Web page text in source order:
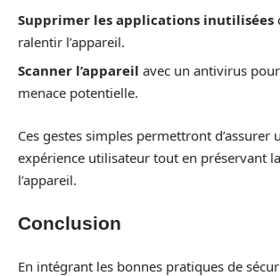
Supprimer les applications inutilisées
ralentir l’appareil.
Scanner l’appareil avec un antivirus
menace potentielle.
Ces gestes simples permettront d’assurer
expérience utilisateur tout en préservant
l’appareil.
Conclusion
En intégrant les bonnes pratiques de